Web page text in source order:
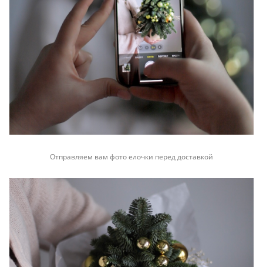
Отправляем вам фото елочки перед доставкой